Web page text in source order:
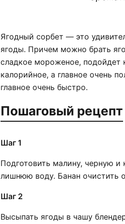
Ягодный сорбет — это
ягоды. Причем можно брать
сладкое мороженое, подойдет
калорийное, а главное очень
главное очень быстро.
Пошаговый рецепт
Шаг 1
Подготовить малину, черную
лишнюю воду. Банан очистить
Шаг 2
Высыпать ягоды в чашу